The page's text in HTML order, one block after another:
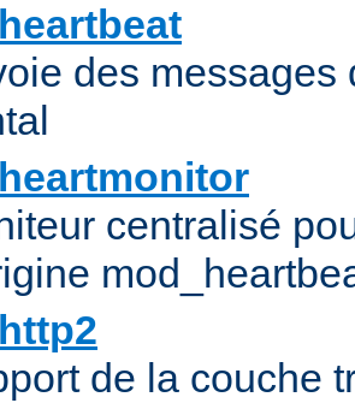
des messages
centralisé
de la couche